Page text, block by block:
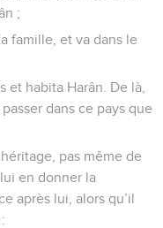
;
famille, et va dans le
et habita Harân. De là,
dans ce pays que
pas même de
en donner la
après lui, alors qu’il